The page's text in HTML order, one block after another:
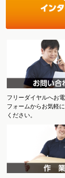
フリーダイヤルへお
フォームからお気軽
ください。